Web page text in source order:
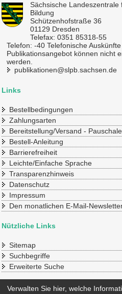
Sächsische Landeszentrale
Bildung
Schützenhofstraße 36
01129 Dresden
Telefax: 0351 85318-55
Telefon: -40 Telefonische
Publikationsangebot können nicht
werden.
publikationen@slpb.sachsen.de
Links
Bestellbedingungen
Zahlungsarten
Bereitstellung/Versand - Pauschale
Bestell-Anleitung
Barrierefreiheit
Leichte/Einfache Sprache
Transparenzhinweis
Datenschutz
Impressum
Den monatlichen E-Mail-
Nützliche Links
Sitemap
Suchbegriffe
Erweiterte Suche
Konto
Verwalten Sie hier, welche